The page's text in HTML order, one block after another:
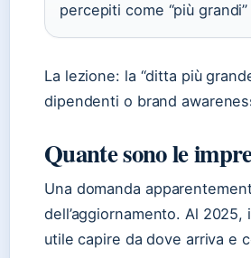
percepiti come “più
La lezione: la “ditta più
dipendenti o brand
Quante sono le
Una domanda
dell’aggiornamento. Al
utile capire da dove arriva e